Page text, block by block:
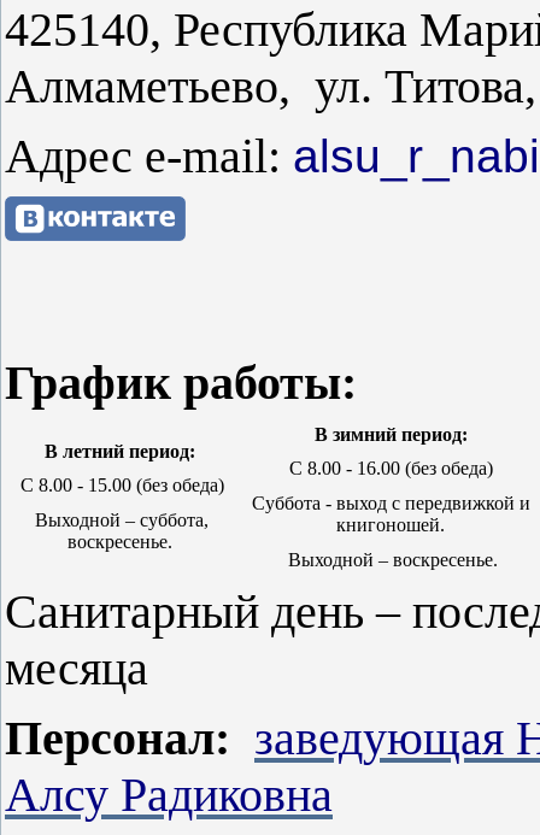
425140, Республика
Алмаметьево, ул.
Адрес e-mail:
График работы:
В летний период:
С 8.00 - 15.00(без обеда)
Выходной – суббота,
воскресенье.
В зимний период:
С 8.00 - 16.00 (без обеда)
Суббота - выход с передвижкой и
книгоношей.
Выходной – воскресенье.
Санитарный день –
месяца
Персонал: заведующая
Алсу Радиковна